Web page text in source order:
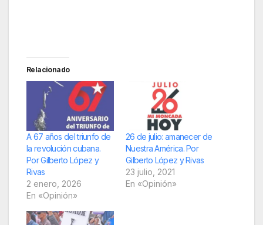
Relacionado
A 67 años del triunfo de
la revolución cubana.
Por Gilberto López y
Rivas
2 enero, 2026
En «Opinión»
26 de julio: amanecer de
Nuestra América. Por
Gilberto López y Rivas
23 julio, 2021
En «Opinión»